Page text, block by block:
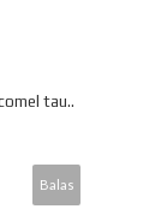
tau..
Balas